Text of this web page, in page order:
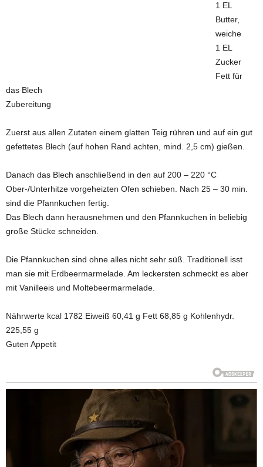
1 EL
Butter,
weiche
1 EL
Zucker
Fett für
das Blech
Zubereitung
Zuerst aus allen Zutaten einem glatten Teig rühren und auf ein gut
gefettetes Blech (auf hohen Rand achten, mind. 2,5 cm) gießen.
Danach das Blech anschließend in den auf 200 – 220 °C
Ober-/Unterhitze vorgeheizten Ofen schieben. Nach 25 – 30 min.
sind die Pfannkuchen fertig.
Das Blech dann herausnehmen und den Pfannkuchen in beliebig
große Stücke schneiden.
Die Pfannkuchen sind ohne alles nicht sehr süß. Traditionell isst
man sie mit Erdbeermarmelade. Am leckersten schmeckt es aber
mit Vanilleeis und Moltebeermarmelade.
Nährwerte kcal 1782 Eiweiß 60,41 g Fett 68,85 g Kohlenhydr.
225,55 g
Guten Appetit